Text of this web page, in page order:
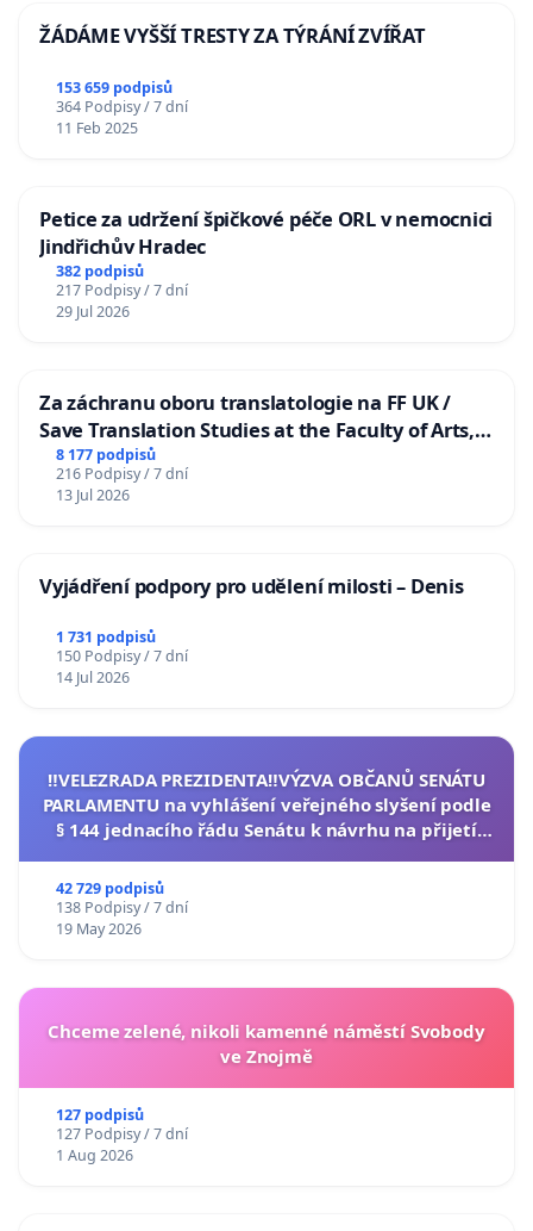
ŽÁDÁME VYŠŠÍ TRESTY ZA TÝRÁNÍ ZVÍŘAT
153 659 podpisů
364 Podpisy / 7 dní
11 Feb 2025
Petice za udržení špičkové péče ORL v nemocnici
Jindřichův Hradec
382 podpisů
217 Podpisy / 7 dní
29 Jul 2026
Za záchranu oboru translatologie na FF UK /
Save Translation Studies at the Faculty of Arts,
Charles University
8 177 podpisů
216 Podpisy / 7 dní
13 Jul 2026
Vyjádření podpory pro udělení milosti – Denis
1 731 podpisů
150 Podpisy / 7 dní
14 Jul 2026
‼️VELEZRADA PREZIDENTA‼️VÝZVA OBČANŮ SENÁTU
PARLAMENTU na vyhlášení veřejného slyšení podle
§ 144 jednacího řádu Senátu k návrhu na přijetí
42 729 podpisů
138 Podpisy / 7 dní
19 May 2026
Chceme zelené, nikoli kamenné náměstí Svobody
ve Znojmě
127 podpisů
127 Podpisy / 7 dní
1 Aug 2026